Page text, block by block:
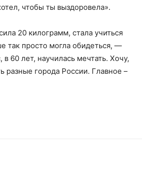
чтобы ты выздоровела».
20 килограмм, стала учиться
так просто могла обидеться, —
60 лет, научилась мечтать. Хочу,
разные города России. Главное –